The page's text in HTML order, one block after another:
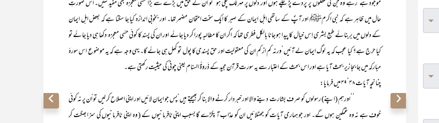
موجود ہے‘رہے وہ جن کی عقلوں پر پردے پڑ چکے ہوں اور دلوں پر مہر لگ چکی ہو‘ تو اُن کے حق میں بڑے سے بڑا حسّی معجزہ بھی مفید نہیں۔ اس صورتِ
حال میں ظاہر ہے کہ نبی اکرمﷺ اور آپؐ کے ساتھی اہل ایمان کے صبر کا ایک سخت امتحان مضمر تھا۔ اور بخوبی اندازہ کیا جا سکتا ہے کہ بعض اہل ایمان
کے دلوں میں بربنائے طبع بشری اِس خیال کا پیدا ہو جانا بالکل فطری تھا کہ اگر ان کا مطالبہ پورا کر دیا جائے اور ان کی پسند کا کوئی حسّی معجزہ دکھا ہی دیا جائے تو
کیا حرج ہے؟ کیا عجب کہ یہ لوگ ایمان لے آئیں‘ورنہ کم از کم ان کی معقولیت اور حق پسندی کا پول تو کھل ہی جائے گا۔ یہی وجہ ہے کہ یہ موضوع اس سورۂ
مبارکہ میں جا بجا زیر بحث آیا ہے اور اس بحث کے اعتبار سے یہ سورت قرآن مجید کے ذَروۃُ السنام یعنی چوٹی کی حیثیت رکھتی ہے۔
چنانچہ آیات ۴۸‘۴۹ میں فرمایا:
’’اورہم (اپنے) رسولوں کو صرف بشارت دینے والا اور خبردار کرنے والا بنا کر بھیجتے ہیں‘پس جو ایمان لائیں اور اپنی اصلاح کر لیں تو اُن پر نہ کوئی
خوف ہے نہ وہ غمگین ہوں گے۔ اور جو ہماری آیات کو جھٹلائیں ان کو عذاب آ پکڑے گا بسبب اپنی نافرمانیوں کے ( وہ اپنی نافرمانیوں کی سزا بھگت کر